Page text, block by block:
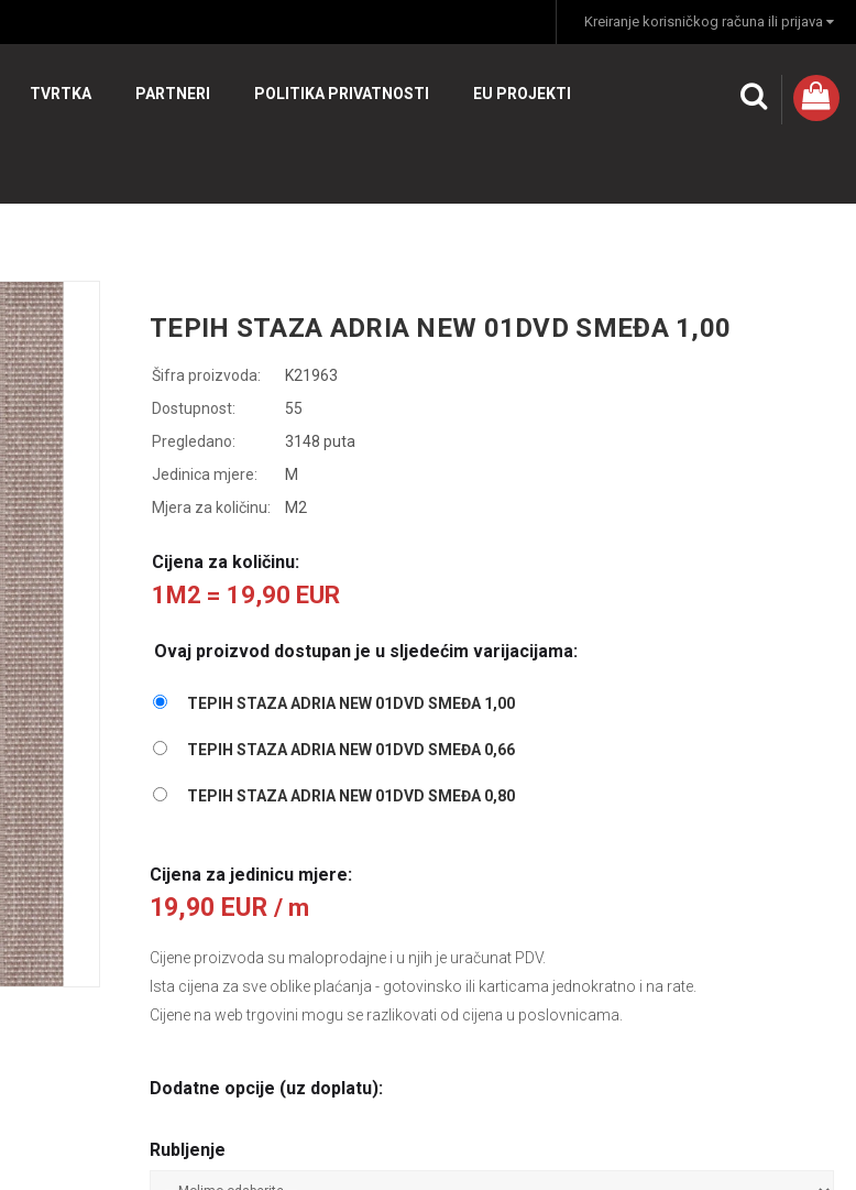
Kreiranje korisničkog računa ili prijava
TVRTKA PARTNERI POLITIKA PRIVATNOSTI EU PROJEKTI
TEPIH STAZA ADRIA NEW 01DVD SMEĐA 1,00
Šifra proizvoda:
K21963
Dostupnost:
55
Pregledano:
3148 puta
Jedinica mjere:
M
Mjera za količinu:
M2
Cijena za količinu:
1M2 = 19,90 EUR
Ovaj proizvod dostupan je u sljedećim varijacijama:
TEPIH STAZA ADRIA NEW 01DVD SMEĐA 1,00
TEPIH STAZA ADRIA NEW 01DVD SMEĐA 0,66
TEPIH STAZA ADRIA NEW 01DVD SMEĐA 0,80
Cijena za jedinicu mjere:
19,90 EUR / m
Cijene proizvoda su maloprodajne i u njih je uračunat PDV.
Ista cijena za sve oblike plaćanja - gotovinsko ili karticama jednokratno i na rate.
Cijene na web trgovini mogu se razlikovati od cijena u poslovnicama.
Dodatne opcije (uz doplatu):
Rubljenje